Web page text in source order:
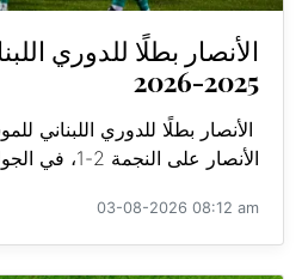
الأنصار بطلًا للدوري
2025-2026
الأنصار على النجمة 2-1، في الجولة ال...
03-08-2026 08:12 am